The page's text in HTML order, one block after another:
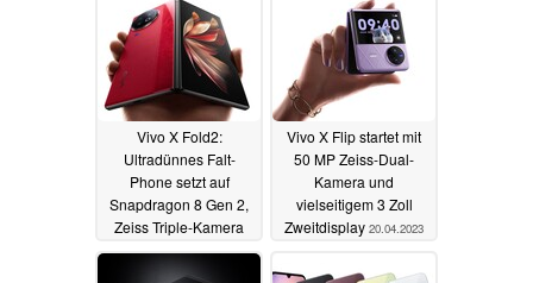
20.04.2023
Vivo X Fold2:
Ultradünnes Falt-
Phone setzt auf
Snapdragon 8 Gen 2,
Zeiss Triple-Kamera
und Dual-
Fingerabdrucksensor
Vivo X Flip startet mit
50 MP Zeiss-Dual-
Kamera und
vielseitigem 3 Zoll
Zweitdisplay 20.04.2023